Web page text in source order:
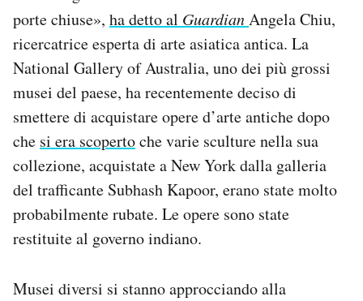
porte chiuse», ha detto al GuardianAngela Chiu,
ricercatrice esperta di arte asiatica antica. La
National Gallery of Australia, uno dei più grossi
musei del paese, ha recentemente deciso di
smettere di acquistare opere d’arte antiche dopo
che si era scopertoche varie sculture nella sua
collezione, acquistate a New York dalla galleria
del trafficante Subhash Kapoor, erano state molto
probabilmente rubate. Le opere sono state
restituite al governo indiano.
Musei diversi si stanno approcciando alla